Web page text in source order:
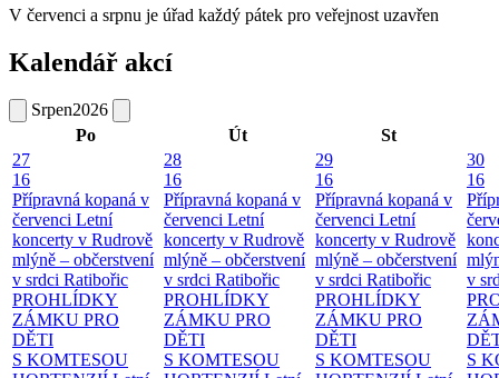
V červenci a srpnu je úřad každý pátek pro veřejnost uzavřen
Kalendář akcí
Srpen2026
Po
Út
St
27
16
Přípravná kopaná v
červenci Letní
koncerty v Rudrově
mlýně – občerstvení
v srdci Ratibořic
PROHLÍDKY
ZÁMKU PRO
DĚTI
S KOMTESOU
28
16
Přípravná kopaná v
červenci Letní
koncerty v Rudrově
mlýně – občerstvení
v srdci Ratibořic
PROHLÍDKY
ZÁMKU PRO
DĚTI
S KOMTESOU
29
16
Přípravná kopaná v
červenci Letní
koncerty v Rudrově
mlýně – občerstvení
v srdci Ratibořic
PROHLÍDKY
ZÁMKU PRO
DĚTI
S KOMTESOU
30
16
v
S